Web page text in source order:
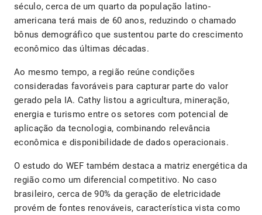
século, cerca de um quarto da população latino-
americana terá mais de 60 anos, reduzindo o chamado
bônus demográfico que sustentou parte do crescimento
econômico das últimas décadas.
Ao mesmo tempo, a região reúne condições
consideradas favoráveis para capturar parte do valor
gerado pela IA. Cathy listou a agricultura, mineração,
energia e turismo entre os setores com potencial de
aplicação da tecnologia, combinando relevância
econômica e disponibilidade de dados operacionais.
O estudo do WEF também destaca a matriz energética da
região como um diferencial competitivo. No caso
brasileiro, cerca de 90% da geração de eletricidade
provém de fontes renováveis, característica vista como